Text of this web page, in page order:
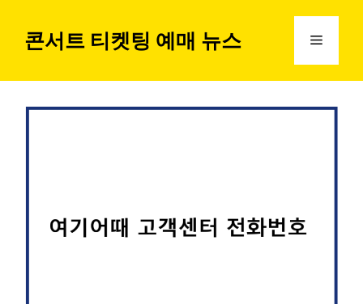
콘서트 티켓팅 예매 뉴스 메